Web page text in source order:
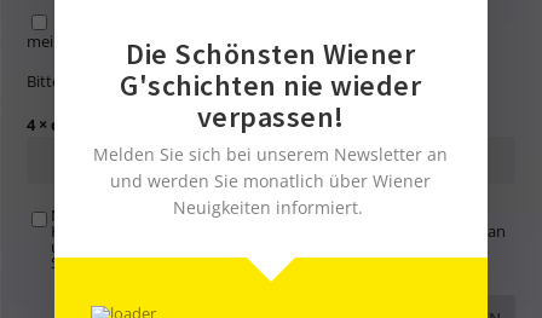
meinen nächsten Kommentar speichern.
Bitte gib eine Antwort in Ziffern ein:
4 × drei =
Mit der Nutzung dieses Formulars übertragen Sie Ihren
Kommentar, Name, Email und IP-Adresse (und ev. Webseite) an
uns und erklären sich einverstanden, dass diese auf unserem
Server gespeichert werden. SieheDatenschutzbelehrung.*
Die Schönsten Wiener
G'schichten nie wieder
verpassen!
Melden Sie sich bei unserem Newsletter an
und werden Sie monatlich über Wiener
Neuigkeiten informiert.